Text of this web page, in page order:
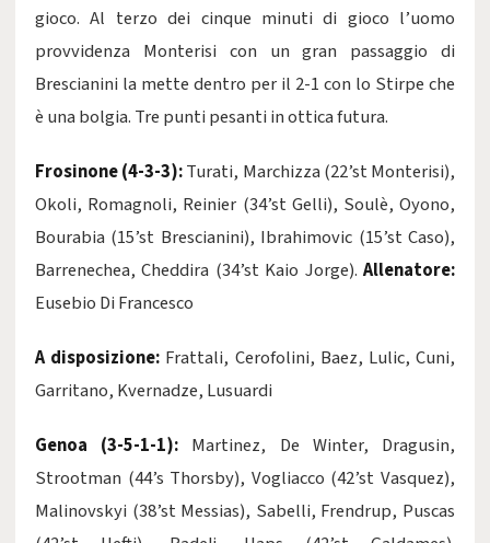
gioco. Al terzo dei cinque minuti di gioco l’uomo
provvidenza Monterisi con un gran passaggio di
Brescianini la mette dentro per il 2-1 con lo Stirpe che
è una bolgia. Tre punti pesanti in ottica futura.
Frosinone (4-3-3):Turati, Marchizza (22’st Monterisi),
Okoli, Romagnoli, Reinier (34’st Gelli), Soulè, Oyono,
Bourabia (15’st Brescianini), Ibrahimovic (15’st Caso),
Barrenechea, Cheddira (34’st Kaio Jorge). Allenatore:
Eusebio Di Francesco
A disposizione: Frattali, Cerofolini, Baez, Lulic, Cuni,
Garritano, Kvernadze, Lusuardi
Genoa (3-5-1-1): Martinez, De Winter, Dragusin,
Strootman (44’s Thorsby), Vogliacco (42’st Vasquez),
Malinovskyi (38’st Messias), Sabelli, Frendrup, Puscas